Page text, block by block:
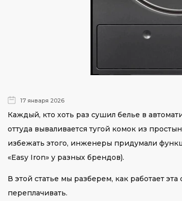
17 января 2026
Каждый, кто хоть раз сушил белье в
оттуда вываливается тугой комок из
избежать этого, инженеры придумали
«Easy Iron» у разных брендов).
В этой статье мы разберем, как работает
переплачивать.